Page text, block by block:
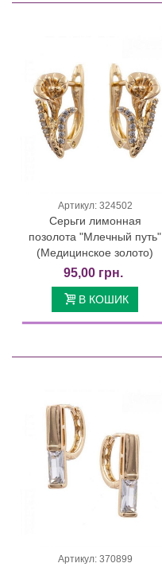
Артикул: 324502
Серьги лимонная
позолота "Млечный путь"
(Медицинское золото)
95,00 грн.
В КОШИК
Артикул: 370899